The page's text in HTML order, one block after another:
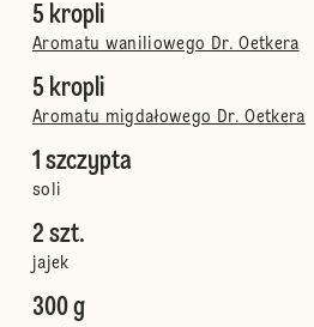
5 kropli
Aromatu waniliowego Dr. Oetkera
5 kropli
Aromatu migdałowego Dr. Oetkera
1 szczypta
soli
2 szt.
jajek
300 g